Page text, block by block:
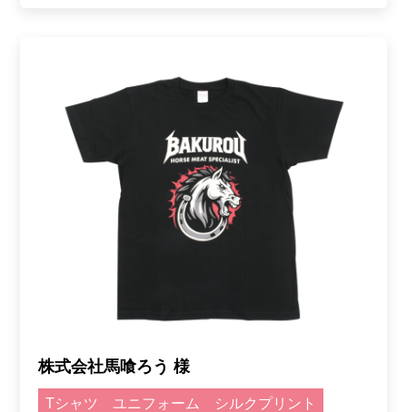
株式会社馬喰ろう 様
Tシャツ ユニフォーム シルクプリント